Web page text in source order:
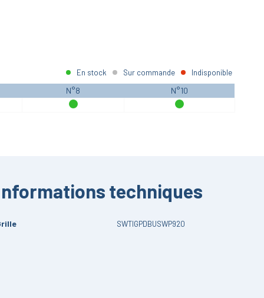
En stock Sur commande Indisponible
N°8 N°10
techniques
SWTIGPDBUSWP920